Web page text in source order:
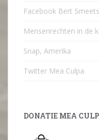
Facebook Bert Smeets
Mensenrechten in de
Snap, Amerika
Twitter Mea Culpa
DONATIE MEA